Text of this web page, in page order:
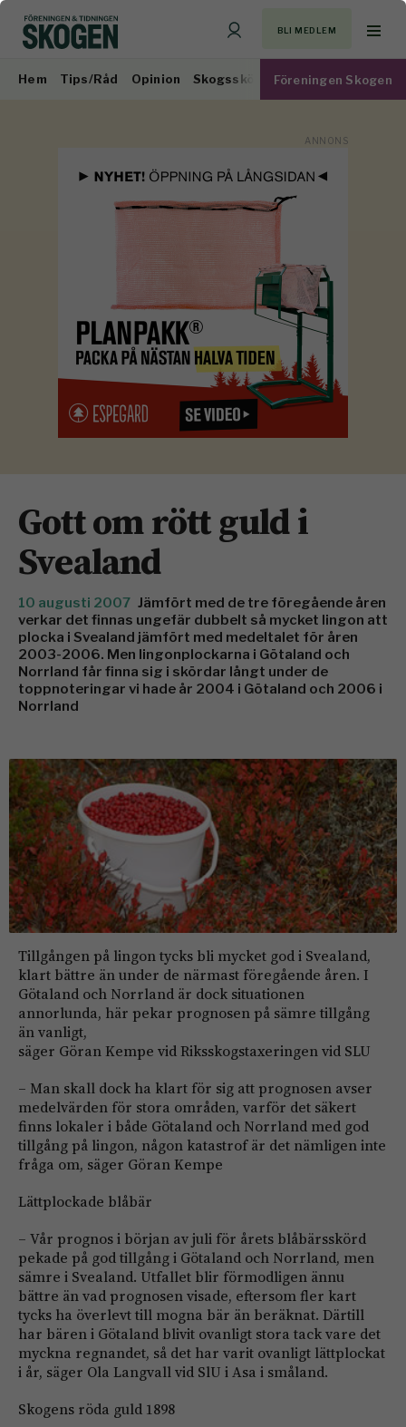
BLI MEDLEM
Hem Tips/Råd Opinion Skogsskötsel Virkesmarknad
Föreningen Skogen
Gott om rött guld i
Svealand
10 augusti 2007 Jämfört med de tre föregående åren
verkar det finnas ungefär dubbelt så mycket lingon att
plocka i Svealand jämfört med medeltalet för åren
2003-2006. Men lingonplockarna i Götaland och
Norrland får finna sig i skördar långt under de
toppnoteringar vi hade år 2004 i Götaland och 2006 i
Norrland
Tillgången på lingon tycks bli mycket god i Svealand,
klart bättre än under de närmast föregående åren. I
Götaland och Norrland är dock situationen
annorlunda, här pekar prognosen på sämre tillgång
än vanligt,
säger Göran Kempe vid Riksskogstaxeringen vid SLU
– Man skall dock ha klart för sig att prognosen avser
medelvärden för stora områden, varför det säkert
finns lokaler i både Götaland och Norrland med god
tillgång på lingon, någon katastrof är det nämligen inte
fråga om, säger Göran Kempe
Lättplockade blåbär
– Vår prognos i början av juli för årets blåbärsskörd
pekade på god tillgång i Götaland och Norrland, men
sämre i Svealand. Utfallet blir förmodligen ännu
bättre än vad prognosen visade, eftersom fler kart
tycks ha överlevt till mogna bär än beräknat. Därtill
har bären i Götaland blivit ovanligt stora tack vare det
myckna regnandet, så det har varit ovanligt lättplockat
i år, säger Ola Langvall vid SlU i Asa i småland.
Skogens röda guld 1898